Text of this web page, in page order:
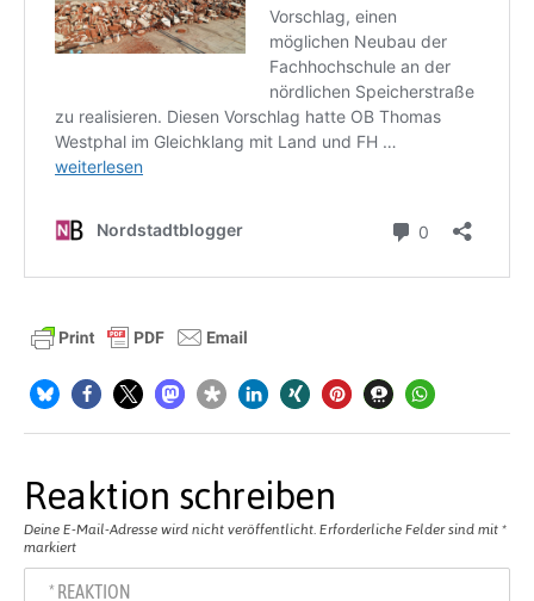
Reaktion schreiben
Deine E-Mail-Adresse wird nicht veröffentlicht. Erforderliche Felder sind mit *
markiert